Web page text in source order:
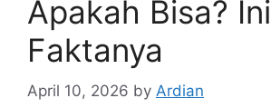
Apakah Bisa? Ini
Faktanya
April 10, 2026 by Ardian